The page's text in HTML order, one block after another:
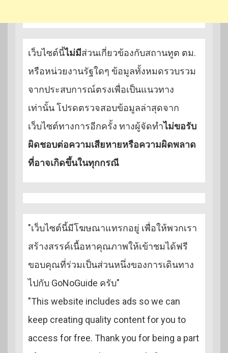
เว็บไซต์นี้ไม่มีส่วนเกี่ยวข้องกับสถานทูต ตม.
หรือหน่วยงานรัฐใดๆ ข้อมูลทั้งหมดรวบรวม
จากประสบการณ์ตรงเพื่อเป็นแนวทาง
เท่านั้น โปรดตรวจสอบข้อมูลล่าสุดจาก
เว็บไซต์ทางการอีกครั้ง ทางผู้จัดทำไม่ขอรับ
ผิดชอบต่อความเสียหายหรือความผิดพลาด
ที่อาจเกิดขึ้นในทุกกรณี
"เว็บไซต์นี้มีโฆษณาแทรกอยู่ เพื่อให้พวกเรา
สร้างสรรค์เนื้อหาคุณภาพให้เข้าชมได้ฟรี
ขอบคุณที่ร่วมเป็นส่วนหนึ่งของการเดินทาง
ไปกับ GoNoGuide ครับ"
"This website includes ads so we can
keep creating quality content for you to
access for free. Thank you for being a part